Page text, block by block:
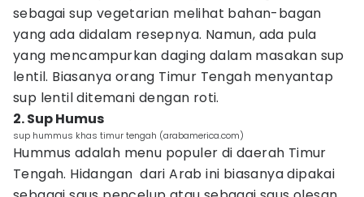
sebagai sup vegetarian melihat bahan-bagan
yang ada didalam resepnya. Namun, ada pula
yang mencampurkan daging dalam masakan sup
lentil. Biasanya orang Timur Tengah menyantap
sup lentil ditemani dengan roti.
2. Sup Humus
sup hummus khas timur tengah (arabamerica.com)
Hummus adalah menu populer di daerah Timur
Tengah. Hidangan dari Arab ini biasanya dipakai